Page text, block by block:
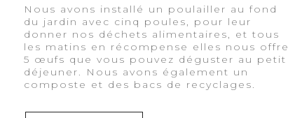
Nous avons installé un poulailler au fond
du jardin avec cinq poules, pour leur
donner nos déchets alimentaires, et tous
les matins en récompense elles nous offre
5 œufs que vous pouvez déguster au petit
déjeuner. Nous avons également un
composte et des bacs de recyclages.